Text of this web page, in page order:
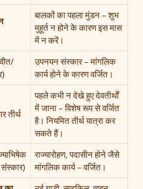
बालकों का पहला मुंडन – शुभ
मुहूर्त न होने के कारण इस मास
में न करें।
उपनयन संस्कार – मांगलिक
कार्य होने के कारण वर्जित।
तीर्थ
पहले कभी न देखे हुए देवतीर्थों
में जाना – विशेष रूप से वर्जित
है। नियमित तीर्थ यात्रा कर
सकते हैं।
राज्यारोहण, पदासीन होने जैसे
मांगलिक कार्य – वर्जित।